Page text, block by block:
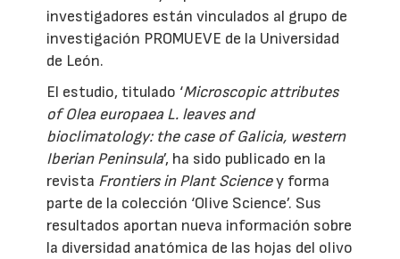
investigadores están vinculados al grupo de
investigación PROMUEVE de la Universidad
de León.
El estudio, titulado ‘Microscopic attributes
of Olea europaea L. leaves and
bioclimatology: the case of Galicia, western
Iberian Peninsula’, ha sido publicado en la
revista Frontiers in Plant Sciencey forma
parte de la colección ‘Olive Science’. Sus
resultados aportan nueva información sobre
la diversidad anatómica de las hojas del olivo